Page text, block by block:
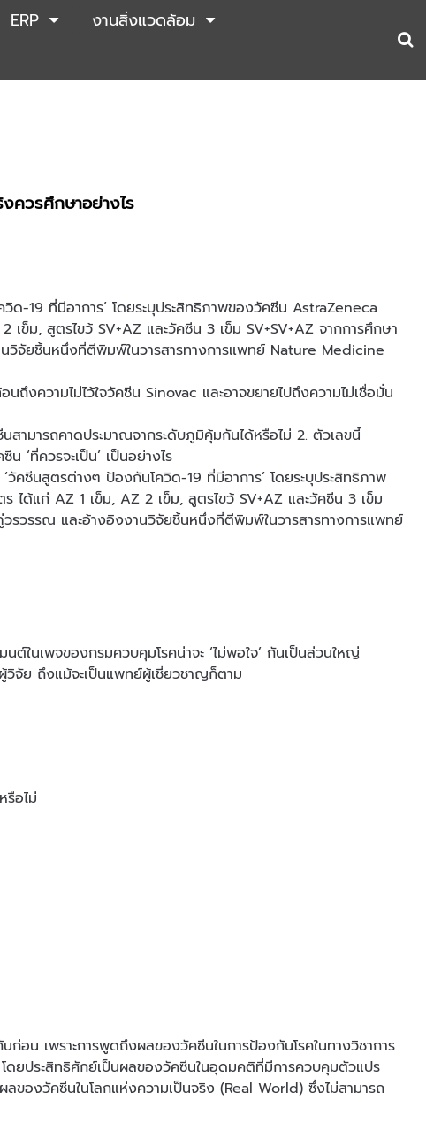
ERP
งานสิ่งแวดล้อม
ควรศึกษาอย่างไร
-19 ที่มีอาการ’ โดยระบุประสิทธิภาพของวัคซีน AstraZeneca
ข็ม, สูตรไขว้ SV+AZ และวัคซีน 3 เข็ม SV+SV+AZ จากการศึกษา
วิจัยชิ้นหนึ่งที่ตีพิมพ์ในวารสารทางการแพทย์ Nature Medicine
ถึงความไม่ไว้ใจวัคซีน Sinovac และอาจขยายไปถึงความไม่เชื่อมั่น
ามารถคาดประมาณจากระดับภูมิคุ้มกันได้หรือไม่ 2. ตัวเลขนี้
‘ที่ควรจะเป็น’ เป็นอย่างไร
ซีนสูตรต่างๆ ป้องกันโควิด-19 ที่มีอาการ’ โดยระบุประสิทธิภาพ
ได้แก่ AZ 1 เข็ม, AZ 2 เข็ม, สูตรไขว้ SV+AZ และวัคซีน 3 เข็ม
รวรรณ และอ้างอิงงานวิจัยชิ้นหนึ่งที่ตีพิมพ์ในวารสารทางการแพทย์
ในเพจของกรมควบคุมโรคน่าจะ ‘ไม่พอใจ’ กันเป็นส่วนใหญ่
วิจัย ถึงแม้จะเป็นแพทย์ผู้เชี่ยวชาญก็ตาม
อไม่
อน เพราะการพูดถึงผลของวัคซีนในการป้องกันโรคในทางวิชาการ
ยประสิทธิศักย์เป็นผลของวัคซีนในอุดมคติที่มีการควบคุมตัวแปร
องวัคซีนในโลกแห่งความเป็นจริง (Real World) ซึ่งไม่สามารถ